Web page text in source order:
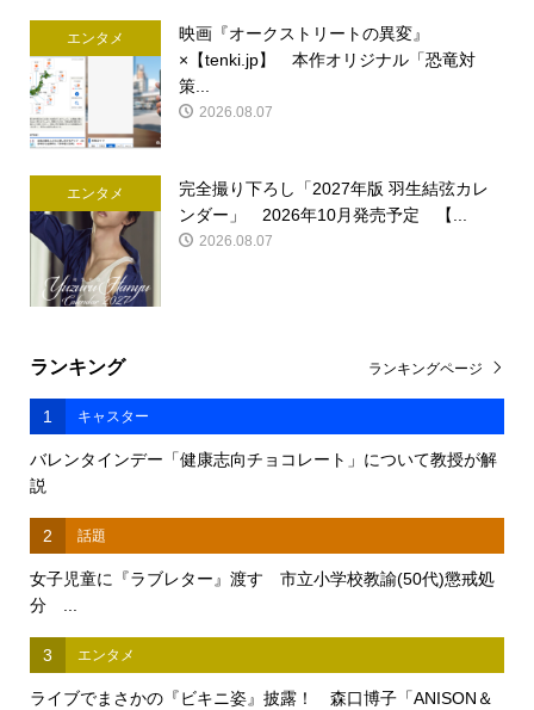
エンタメ
映画『オークストリートの異変』
×【tenki.jp】 本作オリジナル「恐竜対
策...
2026.08.07
エンタメ
完全撮り下ろし「2027年版 羽生結弦カレ
ンダー」 2026年10月発売予定 【...
2026.08.07
ランキング
1 キャスター
バレンタインデー「健康志向チョコレート」について教授が解
説
2 話題
女子児童に『ラブレター』渡す 市立小学校教諭(50代)懲戒処
分 ...
3 エンタメ
ライブでまさかの『ビキニ姿』披露！ 森口博子「ANISON＆
ランキングページ